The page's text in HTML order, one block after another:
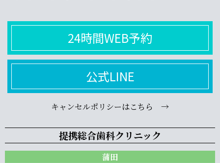
24時間WEB予約
公式LINE
キャンセルポリシーはこちら →
提携総合歯科クリニック
蒲田